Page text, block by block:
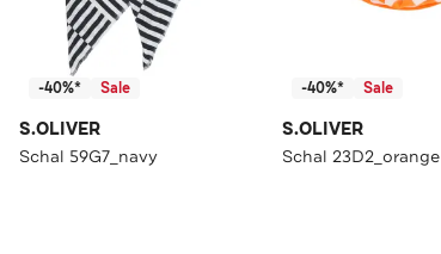
-40%* Sale
S.OLIVER
Schal 59G7_navy
-40%* Sale
S.OLIVER
Schal 23D2_orange